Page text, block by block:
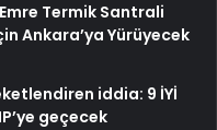
Termik Santrali
Ankara’ya Yürüyecek
iddia: 9 İYİ
geçecek